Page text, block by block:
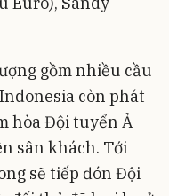
gồm nhiều cầu
còn phát
hòa Đội tuyển Ả
sân khách. Tới
sẽ tiếp đón Đội